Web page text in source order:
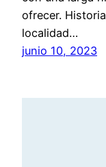
ofrecer.
localidad…
junio 10, 2023